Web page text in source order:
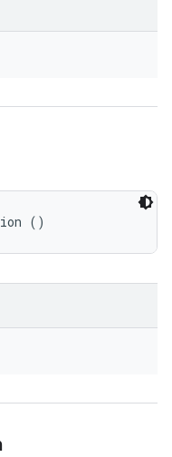
()